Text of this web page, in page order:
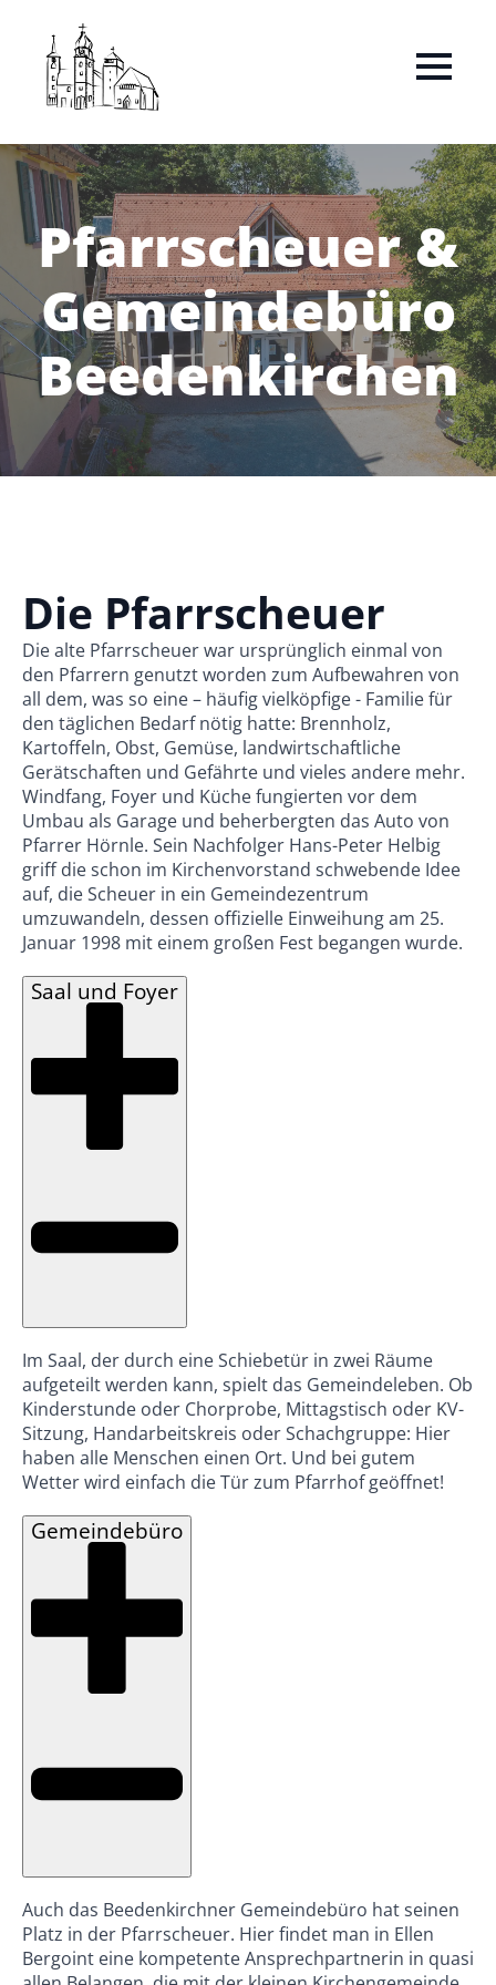
Pfarrscheuer &
Gemeindebüro
Beedenkirchen
Die Pfarrscheuer
Die alte Pfarrscheuer war ursprünglich einmal von
den Pfarrern genutzt worden zum Aufbewahren von
all dem, was so eine – häufig vielköpfige - Familie für
den täglichen Bedarf nötig hatte: Brennholz,
Kartoffeln, Obst, Gemüse, landwirtschaftliche
Gerätschaften und Gefährte und vieles andere mehr.
Windfang, Foyer und Küche fungierten vor dem
Umbau als Garage und beherbergten das Auto von
Pfarrer Hörnle. Sein Nachfolger Hans-Peter Helbig
griff die schon im Kirchenvorstand schwebende Idee
auf, die Scheuer in ein Gemeindezentrum
umzuwandeln, dessen offizielle Einweihung am 25.
Januar 1998 mit einem großen Fest begangen wurde.
Saal und Foyer
Im Saal, der durch eine Schiebetür in zwei Räume
aufgeteilt werden kann, spielt das Gemeindeleben. Ob
Kinderstunde oder Chorprobe, Mittagstisch oder KV-
Sitzung, Handarbeitskreis oder Schachgruppe: Hier
haben alle Menschen einen Ort. Und bei gutem
Wetter wird einfach die Tür zum Pfarrhof geöffnet!
Gemeindebüro
Auch das Beedenkirchner Gemeindebüro hat seinen
Platz in der Pfarrscheuer. Hier findet man in Ellen
Bergoint eine kompetente Ansprechpartnerin in quasi